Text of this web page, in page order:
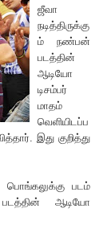
ஜீவா
நடித்திருக்கு
ம் நண்பன்
படத்தின்
ஆடியோ
டிசம்பர்
மாதம்
வெளியிடப்ப
இது குறித்து
படம்
படத்தின் ஆடியோ